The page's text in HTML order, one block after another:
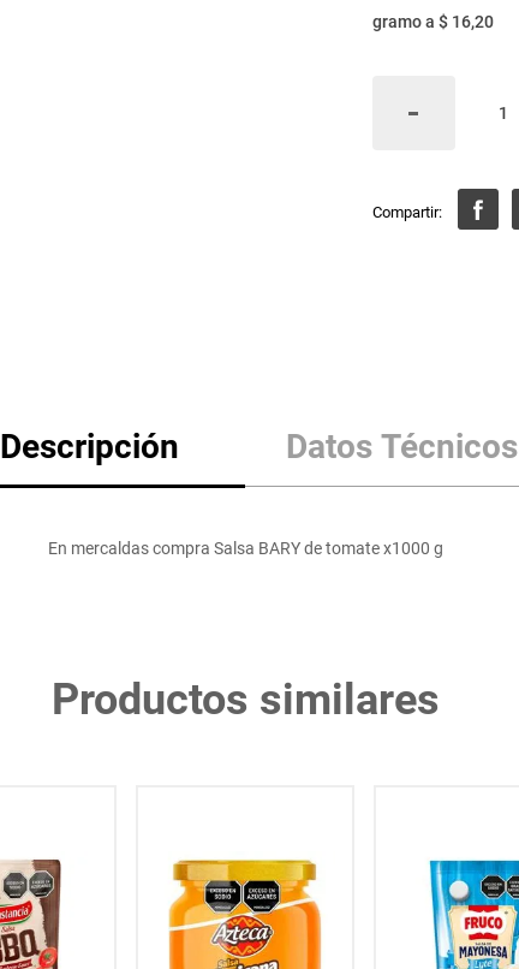
gramoa $ 16,20
Descripción Datos Técnicos
En mercaldas compra Salsa BARY de tomate x1000 g
Productos similares